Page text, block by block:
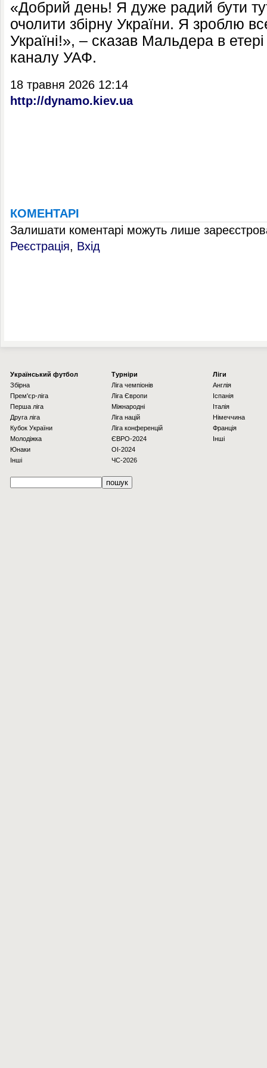
«Добрий день! Я дуже радий бути
очолити збірну України. Я зроблю
Україні!», – сказав Мальдера в
каналу УАФ.
18 травня 2026 12:14
http://dynamo.kiev.ua
КОМЕНТАРІ
Залишати коментарі можуть лише
Реєстрація, Вхід
Українcький футбол
Збірна
Прем'єр-ліга
Перша ліга
Друга ліга
Кубок України
Молодіжка
Юнаки
Інші
Турніри
Ліга чемпіонів
Ліга Європи
Міжнародні
Ліга націй
Ліга конференцій
ЄВРО-2024
OI-2024
ЧС-2026
Ліги
Англія
Іспанія
Італія
Німеччина
Франція
Інші